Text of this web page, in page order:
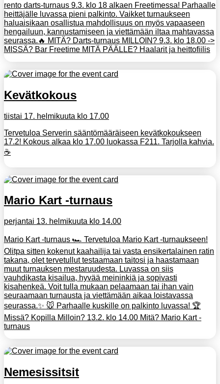
rento darts-turnaus 9.3. klo 18 alkaen Freetimessa! Parhaalle
heittäjälle luvassa pieni palkinto. Vaikket turnaukseen
haluaisikaan osallistua mahdollisuus on myös vapaaseen
hengailuun, kannustamiseen ja viettämään iltaa mahtavassa
seurassa.🔥 MITÄ? Darts-turnaus MILLOIN? 9.3. klo 18.00 ->
MISSÄ? Bar Freetime MITÄ PÄÄLLE? Haalarit ja heittofiilis
Kevätkokous
tiistai 17. helmikuuta klo 17.00
Tervetuloa Serverin sääntömääräiseen kevätkokoukseen
17.2! Kokous alkaa klo 17.00 luokassa F211. Tarjolla kahvia.
☕
Mario Kart -turnaus
perjantai 13. helmikuuta klo 14.00
Mario Kart -turnaus 🏎️ Tervetuloa Mario Kart -turnaukseen!
Olitpa sitten kokenut kaahailija tai vasta ensikertalainen ratin
takana, olet tervetullut testaamaan taitosi ja haastamaan
muut turnauksen mestaruudesta. Luvassa on siis
vauhdikasta kisailua, hyvää meininkiä ja sopivasti
kisahenkeä. Voit tulla mukaan pelaamaan tai ihan vain
seuraamaan turnausta ja viettämään aikaa loistavassa
seurassa.✨ 🐭 Parhaalle kuskille on palkinto luvassa! 🏆
Missä? Kopilla Milloin? 13.2. klo 14.00 Mitä? Mario Kart -
turnaus
Nemesissitsit